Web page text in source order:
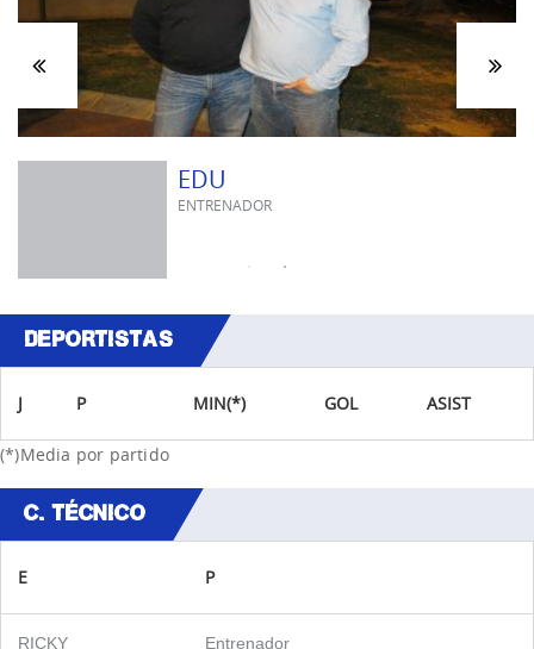
DEPORTISTAS
J P MIN(*) GOL ASIST
(*)Media por partido
C. TÉCNICO
E P
RICKY Entrenador